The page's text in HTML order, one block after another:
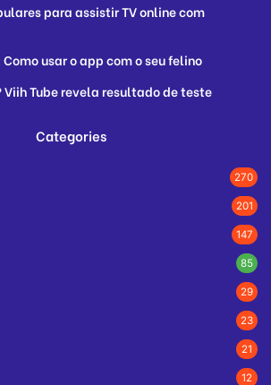
para assistir TV online com
usar o app com o seu felino
Viih Tube revela resultado de teste
Categories
270
201
147
85
29
23
21
12